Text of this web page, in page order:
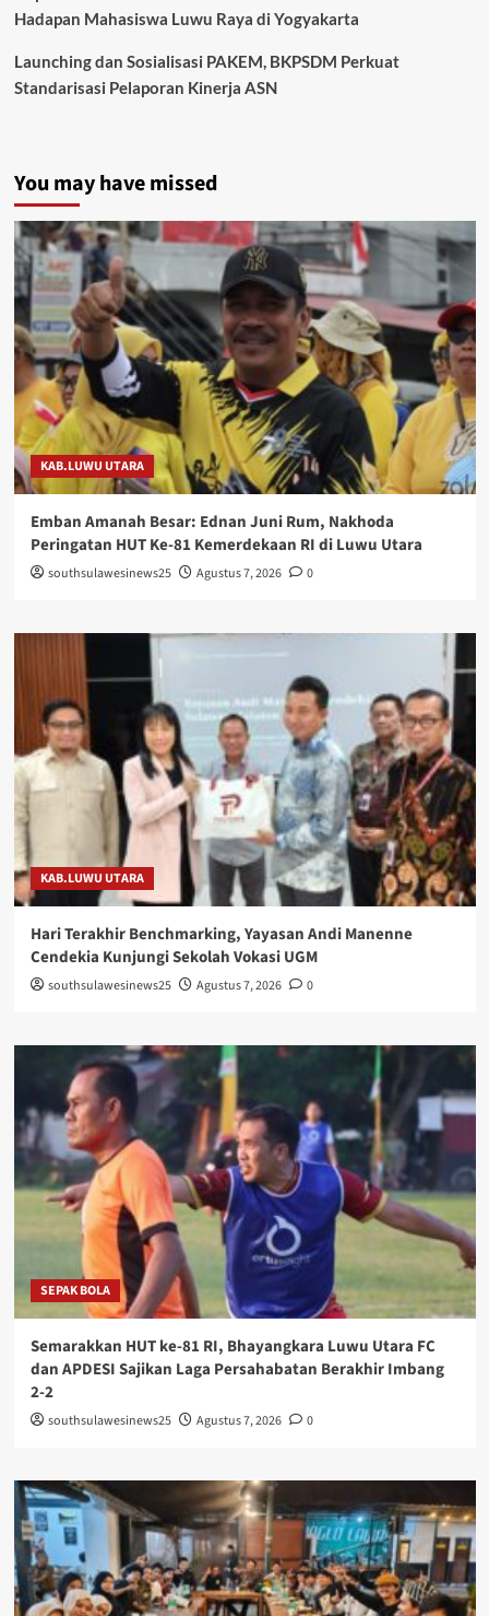
Hadapan Mahasiswa Luwu Raya di Yogyakarta
Launching dan Sosialisasi PAKEM, BKPSDM Perkuat
Standarisasi Pelaporan Kinerja ASN
You may have missed
KAB.LUWU UTARA
Emban Amanah Besar: Ednan Juni Rum, Nakhoda
Peringatan HUT Ke-81 Kemerdekaan RI di Luwu Utara
southsulawesinews25 Agustus 7, 2026 0
KAB.LUWU UTARA
Hari Terakhir Benchmarking, Yayasan Andi Manenne
Cendekia Kunjungi Sekolah Vokasi UGM
southsulawesinews25 Agustus 7, 2026 0
SEPAK BOLA
Semarakkan HUT ke-81 RI, Bhayangkara Luwu Utara FC
dan APDESI Sajikan Laga Persahabatan Berakhir Imbang
2-2
southsulawesinews25 Agustus 7, 2026 0